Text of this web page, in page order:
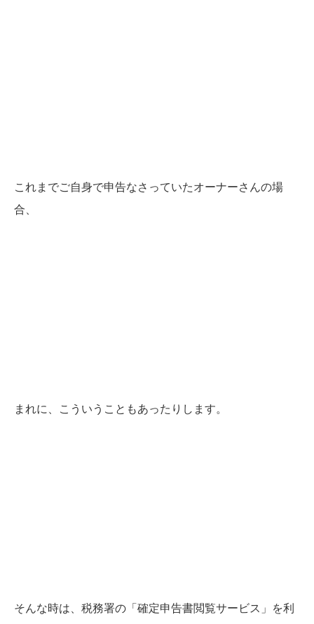
これまでご自身で申告なさっていたオーナーさんの場
合、
まれに、こういうこともあったりします。
そんな時は、税務署の「確定申告書閲覧サービス」を利